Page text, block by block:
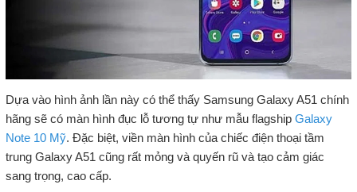
Dựa vào hình ảnh lần này có thể thấy Samsung Galaxy A51 chính
hãng sẽ có màn hình đục lỗ tương tự như mẫu flagship Galaxy
Note 10 Mỹ. Đặc biệt, viền màn hình của chiếc điện thoại tầm
trung Galaxy A51 cũng rất mỏng và quyến rũ và tạo cảm giác
sang trọng, cao cấp.